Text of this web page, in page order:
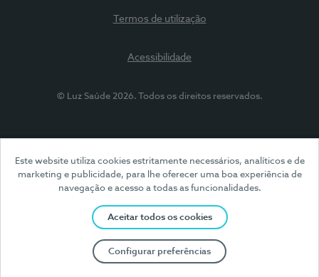
Este website utiliza cookies estritamente necessários, analíticos e de
marketing e publicidade, para lhe oferecer uma boa experiência de
navegação e acesso a todas as funcionalidades.
Aceitar todos os cookies
Configurar preferências
Termos de utilização
Acessibilidade
© Luz Saúde 2026. Todos os direitos reservados.